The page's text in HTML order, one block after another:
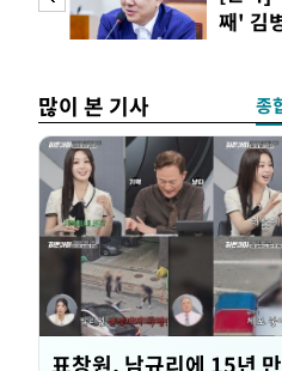
째' 김
많이 본 기사 종
표창원, 남규리에 15년